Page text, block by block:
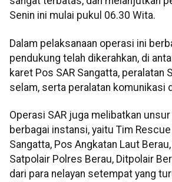
Senin ini mulai pukul 06.30 Wita.
Dalam pelaksanaan operasi ini
pendukung telah dikerahkan, di
karet Pos SAR Sangatta, peralatan
selam, serta peralatan komunikasi
Operasi SAR juga melibatkan
berbagai instansi, yaitu Tim
Sangatta, Pos Angkatan Laut
Satpolair Polres Berau, Ditpolair
dari para nelayan setempat yang